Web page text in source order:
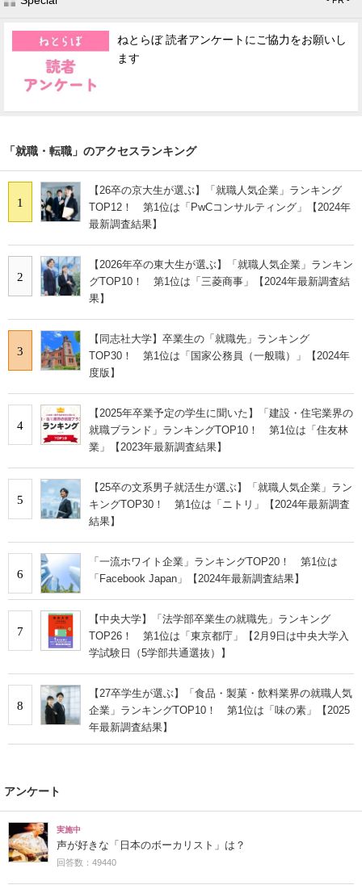
ねとらぼ 読者アンケートにご協力をお願いし
ます
「就職・転職」のアクセスランキング
1
【26卒の京大生が選ぶ】「就職人気企業」ランキング
TOP12！ 第1位は「PwCコンサルティング」【2024年
最新調査結果】
2
【2026年卒の東大生が選ぶ】「就職人気企業」ランキン
グTOP10！ 第1位は「三菱商事」【2024年最新調査結
果】
3
【同志社大学】卒業生の「就職先」ランキング
TOP30！ 第1位は「国家公務員（一般職）」【2024年
度版】
4
【2025年卒業予定の学生に聞いた】「建設・住宅業界の
就職ブランド」ランキングTOP10！ 第1位は「住友林
業」【2023年最新調査結果】
5
【25卒の文系男子就活生が選ぶ】「就職人気企業」ラン
キングTOP30！ 第1位は「ニトリ」【2024年最新調査
結果】
6
「一流ホワイト企業」ランキングTOP20！ 第1位は
「Facebook Japan」【2024年最新調査結果】
7
【中央大学】「法学部卒業生の就職先」ランキング
TOP26！ 第1位は「東京都庁」【2月9日は中央大学入
学試験日（5学部共通選抜）】
8
【27卒学生が選ぶ】「食品・製菓・飲料業界の就職人気
企業」ランキングTOP10！ 第1位は「味の素」【2025
年最新調査結果】
アンケート
実施中
声が好きな「日本のボーカリスト」は？
回答数：49440